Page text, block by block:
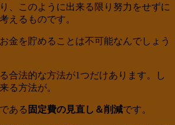
、このように出来る限り努力をせずに
えるものです。
金を貯めることは不可能なんでしょう
合法的な方法が1つだけあります。し
る方法が。
ある 固定費の見直し＆削減です。